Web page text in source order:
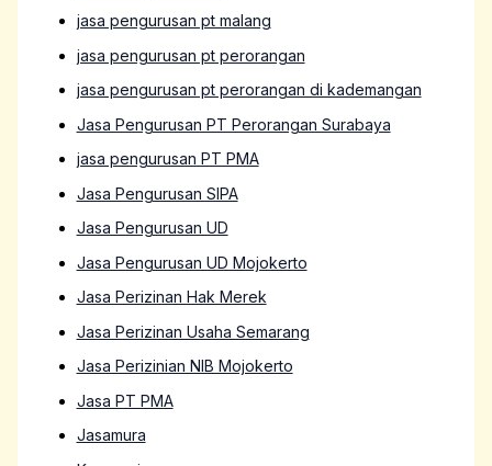
jasa pengurusan pt malang
jasa pengurusan pt perorangan
jasa pengurusan pt perorangan di kademangan
Jasa Pengurusan PT Perorangan Surabaya
jasa pengurusan PT PMA
Jasa Pengurusan SIPA
Jasa Pengurusan UD
Jasa Pengurusan UD Mojokerto
Jasa Perizinan Hak Merek
Jasa Perizinan Usaha Semarang
Jasa Perizinian NIB Mojokerto
Jasa PT PMA
Jasamura